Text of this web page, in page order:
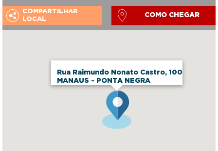
Rua Raimundo Nonato Castro, 100
MANAUS - PONTA NEGRA
COMPARTILHAR
LOCAL
COMO CHEGAR